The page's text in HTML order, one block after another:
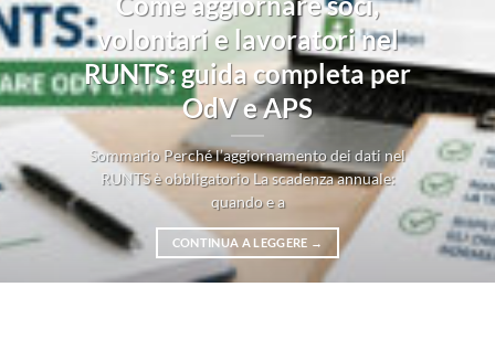
volontari e lavoratori nel
RUNTS: guida completa per
OdV e APS
Sommario Perché l’aggiornamento dei dati nel
RUNTS è obbligatorio La scadenza annuale:
quando e a
CONTINUA A LEGGERE →